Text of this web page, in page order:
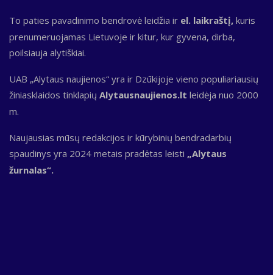
To paties pavadinimo bendrovė leidžia ir el. laikraštį, kuris
prenumeruojamas Lietuvoje ir kitur, kur gyvena, dirba,
poilsiauja alytiškiai.
UAB „Alytaus naujienos“ yra ir Dzūkijoje vieno populiariausių
žiniasklaidos tinklapių Alytausnaujienos.lt leidėja nuo 2000
m.
Naujausias mūsų redakcijos ir kūrybinių bendradarbių
spaudinys yra 2024 metais pradėtas leisti „Alytaus
žurnalas“.